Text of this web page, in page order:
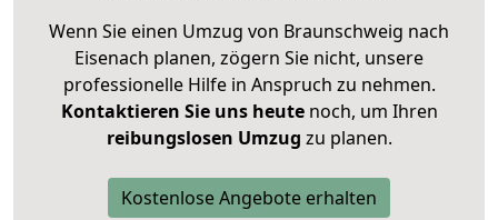
Wenn Sie einen Umzug von Braunschweig nach
Eisenach planen, zögern Sie nicht, unsere
professionelle Hilfe in Anspruch zu nehmen.
Kontaktieren Sie uns heutenoch, um Ihren
reibungslosen Umzug zu planen.
Kostenlose Angebote erhalten